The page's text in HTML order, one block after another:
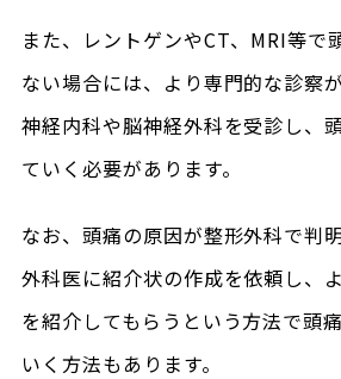
また、レントゲンやCT、MRI等で
ない場合には、より専門的な診察
神経内科や脳神経外科を受診し、
ていく必要があります。
なお、頭痛の原因が整形外科で判
外科医に紹介状の作成を依頼し、
を紹介してもらうという方法で頭
いく方法もあります。